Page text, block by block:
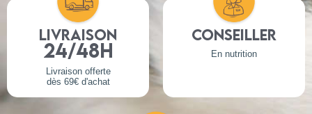
Livraison
24/48h
Livraison offerte
dès 69€ d'achat
Conseiller
En nutrition